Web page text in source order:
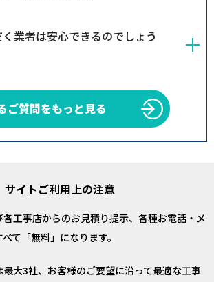
業者は安心できるのでしょう
ご質問をもっと見る
サイトご利用上の注意
工事店からのお見積り提示、各種お電話・メ
て「無料」になります。
大3社、お客様のご要望に沿って最適な工事